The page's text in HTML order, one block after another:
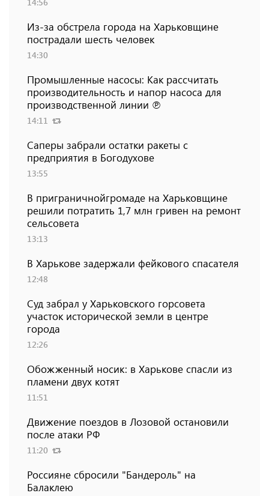
Из-за обстрела города на Харьковщине
пострадали шесть человек
14:30
Промышленные насосы: Как рассчитать
производительность и напор насоса для
производственной линии ℗
14:11
Саперы забрали остатки ракеты с
предприятия в Богодухове
13:55
В приграничнойгромаде на Харьковщине
решили потратить 1,7 млн ​​гривен на ремонт
сельсовета
13:13
В Харькове задержали фейкового спасателя
12:48
Суд забрал у Харьковского горсовета
участок исторической земли в центре
города
12:26
Обожженный носик: в Харькове спасли из
пламени двух котят
11:51
Движение поездов в Лозовой остановили
после атаки РФ
11:20
Россияне сбросили "Бандероль" на
Балаклею